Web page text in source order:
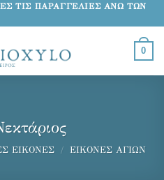
ΤΙΣ ΠΑΡΑΓΓΕΛΙΕΣ ΑΝΩ ΤΩΝ
0
ΕΙΚΌΝΕΣ / ΕΙΚΌΝΕΣ ΑΓΊΩΝ